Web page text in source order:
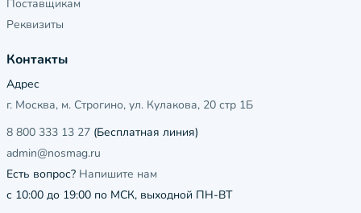
Поставщикам
Реквизиты
Контакты
Адрес
г. Москва, м. Строгино, ул. Кулакова, 20 стр 1Б
8 800 333 13 27 (Бесплатная линия)
admin@nosmag.ru
Есть вопрос? Напишите нам
с 10:00 до 19:00 по МСК, выходной ПН-ВТ